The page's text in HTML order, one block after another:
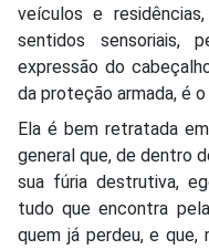
veículos e
sentidos sensoriais,
expressão do
da proteção armada, é
Ela é bem retratada
general que, de dentro
sua fúria destrutiva,
tudo que encontra
quem já perdeu, e que,